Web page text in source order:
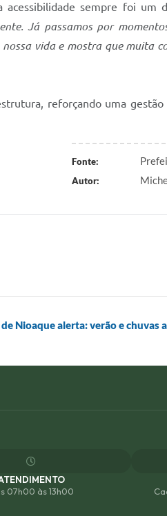
sempre foi um
Já passamos por
vida e mostra que muita
reforçando uma
Fonte:
Autor:
Nioaque alerta: verão e chuvas
07h00 às 13h00